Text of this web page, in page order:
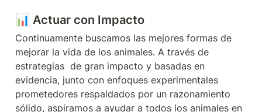
📊 Actuar con Impacto
Continuamente buscamos las mejores formas de
mejorar la vida de los animales. A través de
estrategias  de gran impacto y basadas en
evidencia, junto con enfoques experimentales
prometedores respaldados por un razonamiento
sólido, aspiramos a ayudar a todos los animales en